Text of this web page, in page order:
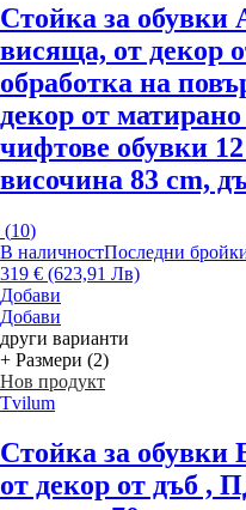
Стойка за обувки
висяща, от декор
oбработка на
декор от
чифтове обувки
височина 83 cm,
(10)
В наличностПоследни
319 € (623,91 Лв)
Добави
Добави
други варианти
+ Размери (2)
Нов продукт
Tvilum
Стойка за обувки
от декор от дъб ,